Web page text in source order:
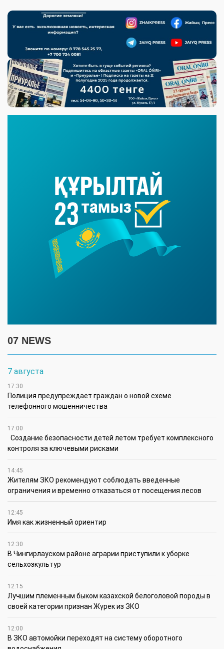
07 NEWS
7 августа
17:30
Полиция предупреждает граждан о новой схеме
телефонного мошенничества
17:00
Создание безопасности детей летом требует комплексного
контроля за ключевыми рисками
14:45
Жителям ЗКО рекомендуют соблюдать введенные
ограничения и временно отказаться от посещения лесов
12:45
Имя как жизненный ориентир
12:30
В Чингирлауском районе аграрии приступили к уборке
сельхозкультур
12:15
Лучшим племенным быком казахской белоголовой породы в
своей категории признан Жүрек из ЗКО
12:00
В ЗКО автомойки переходят на систему оборотного